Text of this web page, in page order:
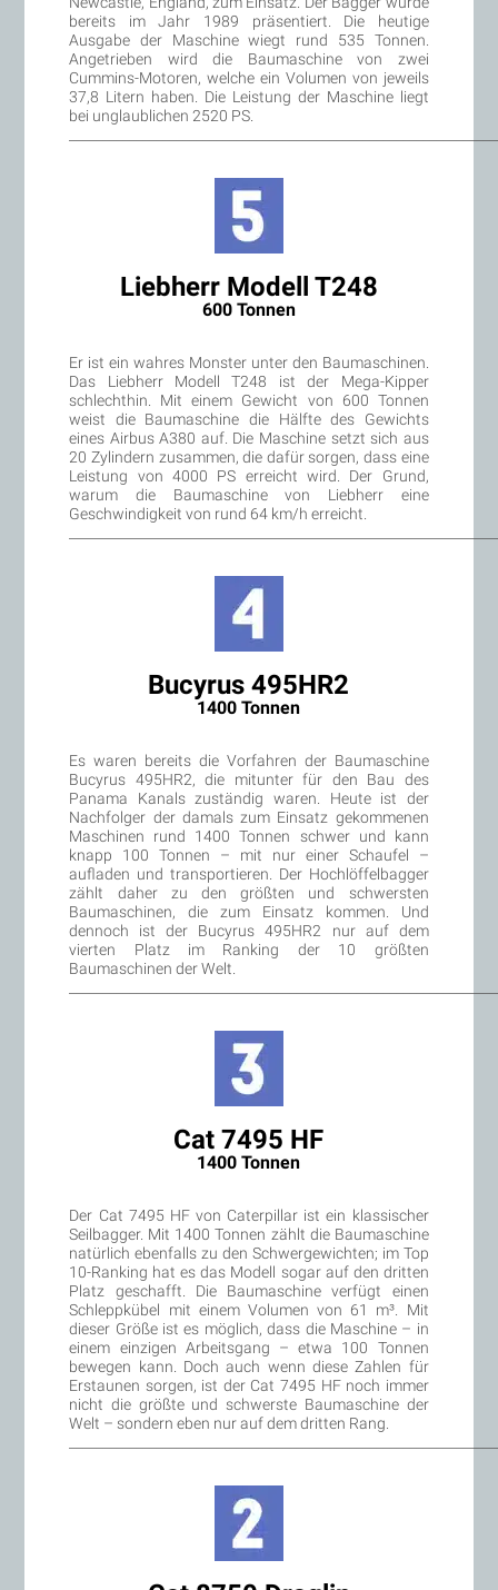
bereits im Jahr 1989 präsentiert. Die heutige
Ausgabe der Maschine wiegt rund 535 Tonnen.
Angetrieben wird die Baumaschine von zwei
Cummins-Motoren, welche ein Volumen von jeweils
37,8 Litern haben. Die Leistung der Maschine liegt
bei unglaublichen 2520 PS.
Liebherr Modell T248
600 Tonnen
Er ist ein wahres Monster unter den Baumaschinen.
Das Liebherr Modell T248 ist der Mega-Kipper
schlechthin. Mit einem Gewicht von 600 Tonnen
weist die Baumaschine die Hälfte des Gewichts
eines Airbus A380 auf. Die Maschine setzt sich aus
20 Zylindern zusammen, die dafür sorgen, dass eine
Leistung von 4000 PS erreicht wird. Der Grund,
warum die Baumaschine von Liebherr eine
Geschwindigkeit von rund 64 km/h erreicht.
Bucyrus 495HR2
1400 Tonnen
Es waren bereits die Vorfahren der Baumaschine
Bucyrus 495HR2, die mitunter für den Bau des
Panama Kanals zuständig waren. Heute ist der
Nachfolger der damals zum Einsatz gekommenen
Maschinen rund 1400 Tonnen schwer und kann
knapp 100 Tonnen – mit nur einer Schaufel –
aufladen und transportieren. Der Hochlöffelbagger
zählt daher zu den größten und schwersten
Baumaschinen, die zum Einsatz kommen. Und
dennoch ist der Bucyrus 495HR2 nur auf dem
vierten Platz im Ranking der 10 größten
Baumaschinen der Welt.
Cat 7495 HF
1400 Tonnen
Der Cat 7495 HF von Caterpillar ist ein klassischer
Seilbagger. Mit 1400 Tonnen zählt die Baumaschine
natürlich ebenfalls zu den Schwergewichten; im Top
10-Ranking hat es das Modell sogar auf den dritten
Platz geschafft. Die Baumaschine verfügt einen
Schleppkübel mit einem Volumen von 61 m³. Mit
dieser Größe ist es möglich, dass die Maschine – in
einem einzigen Arbeitsgang – etwa 100 Tonnen
bewegen kann. Doch auch wenn diese Zahlen für
Erstaunen sorgen, ist der Cat 7495 HF noch immer
nicht die größte und schwerste Baumaschine der
Welt – sondern eben nur auf dem dritten Rang.